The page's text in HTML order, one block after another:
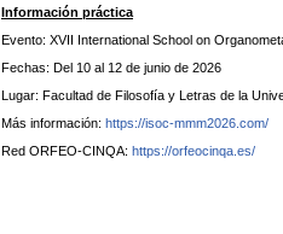
Información práctica
Evento: XVII International School on
Fechas: Del 10 al 12 de junio de 2026
Lugar: Facultad de Filosofía y Letras de la
Más información: https://isoc-mmm2026.com/
Red ORFEO-CINQA: https://orfeocinqa.es/